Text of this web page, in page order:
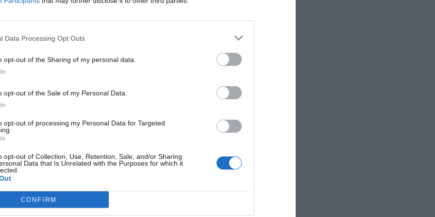
Data Processing Opt Outs
opt-out of the Sharing of my personal data.
opt-out of the Sale of my Personal Data.
opt-out of processing my Personal Data for Targeted
opt-out of Collection, Use, Retention, Sale, and/or Sharing
Data that Is Unrelated with the Purposes for which it
CONFIRM
Deben estar integrados en el sistema de
y delimitando su papel, funciones y
del Observatorio del Medicamento,
perdiendo eficiencia al no dar
sintomatologías menores, a diferencia
Los hospitales públicos de Navarra, dijo
en medicamentos como todas las recetas
en las farmacias». Señaló, por otra
de los hospitales españoles ha
un 3%, y que es un error bajar los
los productos caros en los
potenciar la inversión en la atención
los medicamentos. Explicó, asimismo, que
el farmacéutico cuenta con el llamado